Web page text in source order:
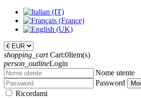
shopping_cart Cart:0Item(s)
person_outlineLogin
Nome utente
Password
Ricordami